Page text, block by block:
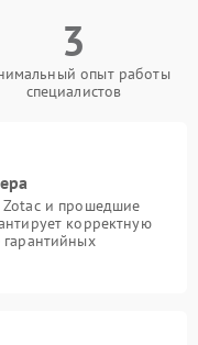
3
опыт работы
специалистов
Zotac и прошедшие
корректную